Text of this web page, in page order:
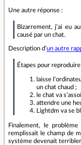
Une autre réponse :
Bizarrement, j’ai eu
causé par un chat.
Description d’un autre
Étapes pour reproduire
laisse
un chat chaud ;
le chat va
attendre une
Lightdm va se
Finalement, le
remplissait le champ de
système devenait